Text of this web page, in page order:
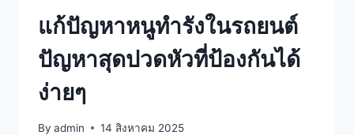
แก้ปัญหาหนูทำรังในรถยนต์
ปัญหาสุดปวดหัวที่ป้องกันได้
ง่ายๆ
By admin 14 สิงหาคม 2025